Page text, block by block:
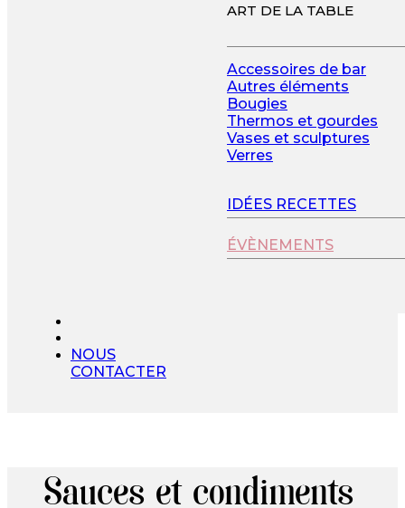
ART DE LA TABLE
Accessoires de bar
Autres éléments
Bougies
Thermos et gourdes
Vases et sculptures
Verres
IDÉES RECETTES
ÉVÈNEMENTS
NOUS
CONTACTER
Sauces et condiments